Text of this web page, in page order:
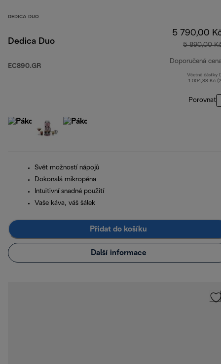
DEDICA DUO
Dedica Duo
EC890.GR
5 790,00
5 890,00
Doporučená
Včetně částky
1 004,88 Kč
Porovnat
Svět možností nápojů
Dokonalá mikropěna
Intuitivní snadné použití
Vaše káva, váš šálek
Přidat do košíku
Další informace